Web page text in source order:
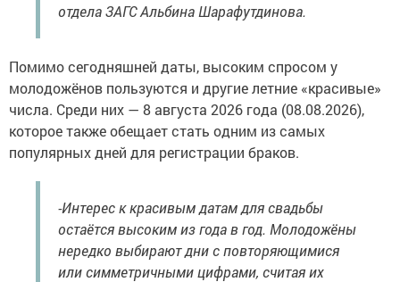
отдела ЗАГС Альбина Шарафутдинова.
Помимо сегодняшней даты, высоким спросом у
молодожёнов пользуются и другие летние «красивые»
числа. Среди них — 8 августа 2026 года (08.08.2026),
которое также обещает стать одним из самых
популярных дней для регистрации браков.
-Интерес к красивым датам для свадьбы
остаётся высоким из года в год. Молодожёны
нередко выбирают дни с повторяющимися
или симметричными цифрами, считая их